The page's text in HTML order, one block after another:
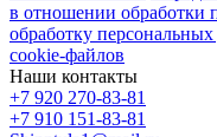
в отношении обработки
обработку
cookie-файлов
Наши контакты
+7 920 270-83-81
+7 910 151-83-81